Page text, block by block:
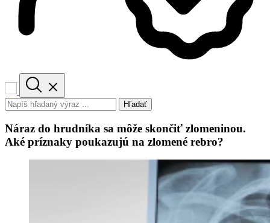
Hľadať
Náraz do hrudníka sa môže skončiť zlomeninou.
Aké príznaky poukazujú na zlomené rebro?